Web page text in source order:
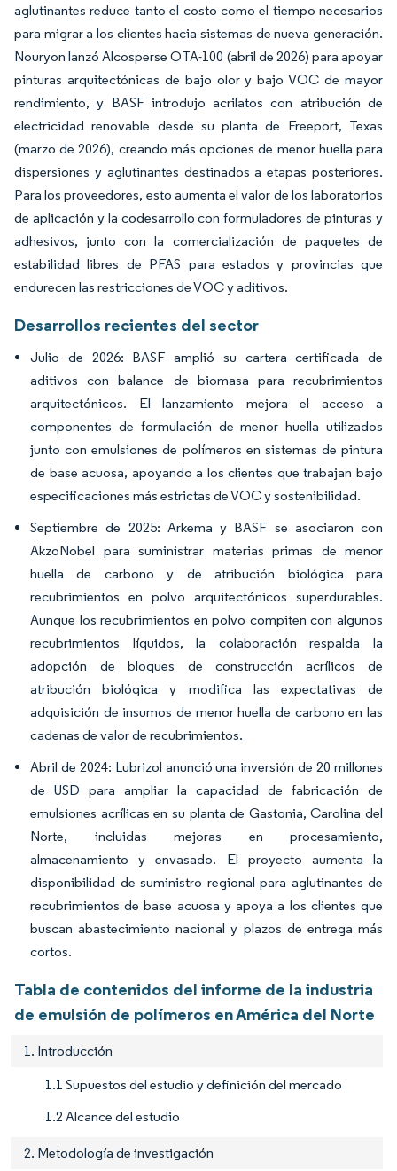
aglutinantes reduce tanto el costo como el tiempo necesarios
para migrar a los clientes hacia sistemas de nueva generación.
Nouryon lanzó Alcosperse OTA-100 (abril de 2026) para apoyar
pinturas arquitectónicas de bajo olor y bajo VOC de mayor
rendimiento, y BASF introdujo acrilatos con atribución de
electricidad renovable desde su planta de Freeport, Texas
(marzo de 2026), creando más opciones de menor huella para
dispersiones y aglutinantes destinados a etapas posteriores.
Para los proveedores, esto aumenta el valor de los laboratorios
de aplicación y la codesarrollo con formuladores de pinturas y
adhesivos, junto con la comercialización de paquetes de
estabilidad libres de PFAS para estados y provincias que
endurecen las restricciones de VOC y aditivos.
Desarrollos recientes del sector
Julio de 2026: BASF amplió su cartera certificada de
aditivos con balance de biomasa para recubrimientos
arquitectónicos. El lanzamiento mejora el acceso a
componentes de formulación de menor huella utilizados
junto con emulsiones de polímeros en sistemas de pintura
de base acuosa, apoyando a los clientes que trabajan bajo
especificaciones más estrictas de VOC y sostenibilidad.
Septiembre de 2025: Arkema y BASF se asociaron con
AkzoNobel para suministrar materias primas de menor
huella de carbono y de atribución biológica para
recubrimientos en polvo arquitectónicos superdurables.
Aunque los recubrimientos en polvo compiten con algunos
recubrimientos líquidos, la colaboración respalda la
adopción de bloques de construcción acrílicos de
atribución biológica y modifica las expectativas de
adquisición de insumos de menor huella de carbono en las
cadenas de valor de recubrimientos.
Abril de 2024: Lubrizol anunció una inversión de 20 millones
de USD para ampliar la capacidad de fabricación de
emulsiones acrílicas en su planta de Gastonia, Carolina del
Norte, incluidas mejoras en procesamiento,
almacenamiento y envasado. El proyecto aumenta la
disponibilidad de suministro regional para aglutinantes de
recubrimientos de base acuosa y apoya a los clientes que
buscan abastecimiento nacional y plazos de entrega más
cortos.
Tabla de contenidos del informe de la industria
de emulsión de polímeros en América del Norte
1. Introducción
1.1 Supuestos del estudio y definición del mercado
1.2 Alcance del estudio
2. Metodología de investigación